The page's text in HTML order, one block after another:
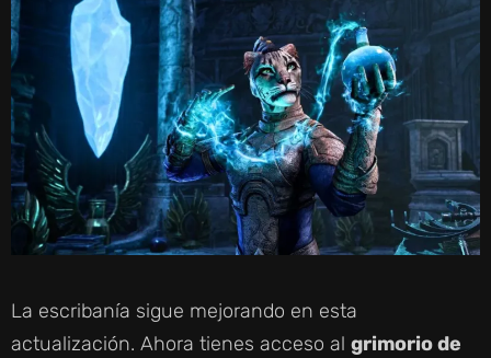
La escribanía sigue mejorando en esta
actualización. Ahora tienes acceso al grimorio de